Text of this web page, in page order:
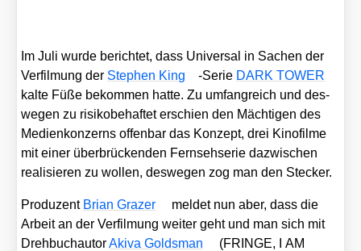
Im Juli wur­de berich­tet, dass Uni­ver­sal in Sachen der
Ver­fil­mung der Ste­phen King -Serie DARK TOWER
kal­te Füße bekom­men hat­te. Zu umfang­reich und des­
we­gen zu risi­ko­be­haf­tet erschien den Mäch­ti­gen des
Medi­en­kon­zerns offen­bar das Kon­zept, drei Kino­fil­me
mit einer über­brü­cken­den Fern­seh­se­rie dazwi­schen
rea­li­sie­ren zu wol­len, des­we­gen zog man den Ste­cker.
Pro­du­zent Bri­an Gra­zer
mel­det nun aber, dass die
Arbeit an der Ver­fil­mung wei­ter geht und man sich mit
Dreh­buch­au­torAki­va Golds­man
(FRINGE, I AM